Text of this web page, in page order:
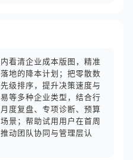
看清企业成本版图，精准
地的降本计划；把零散数
级排序，提升决策速度与
等多种企业类型，结合行
度复盘、专项诊断、预算
景；帮助试用用户在首周
动团队协同与管理层认